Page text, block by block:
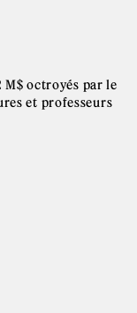
octroyés par le
et professeurs